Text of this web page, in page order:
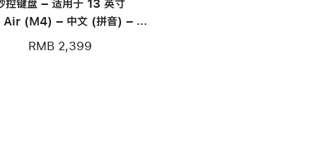
控键盘 – 适用于 13 英寸
(M4) – 中文 (拼音) – 黑
色
RMB 2,399